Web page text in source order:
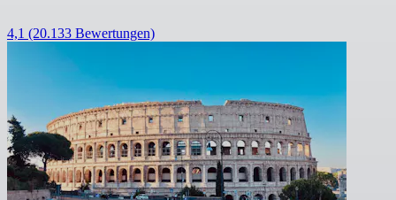
4,1 (20.133 Bewertungen)